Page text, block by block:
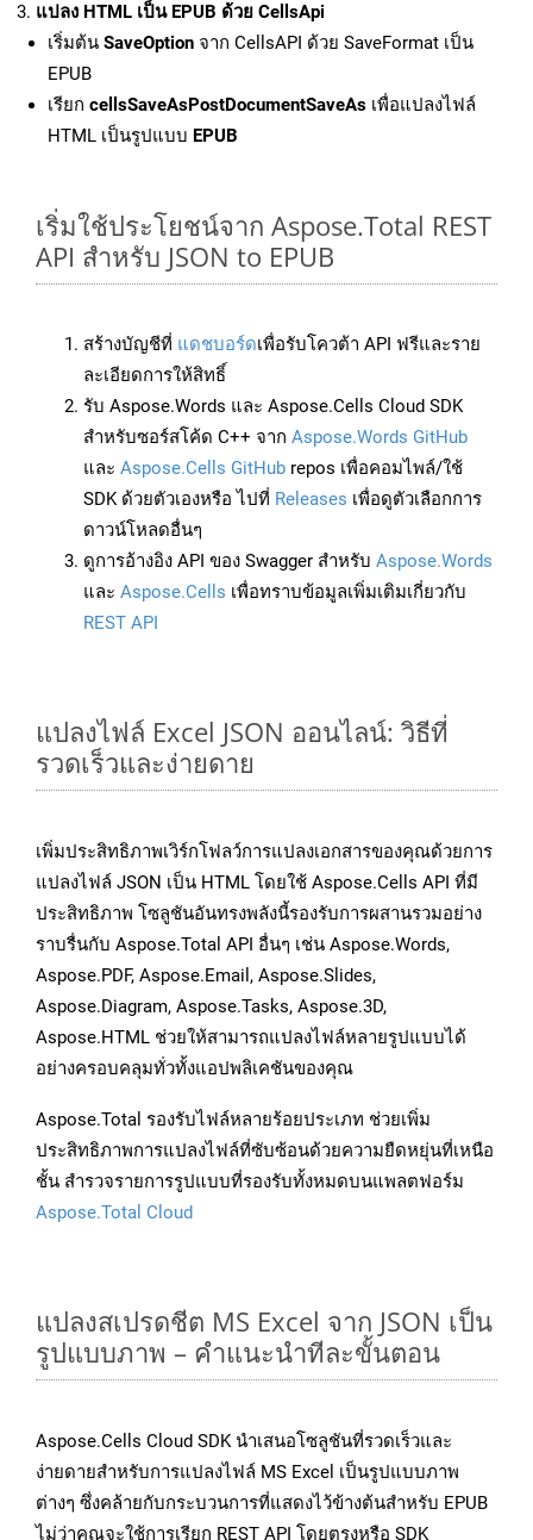
แปลง HTML เป็น EPUB ด้วย CellsApi
เริ่มต้น SaveOption จาก CellsAPI ด้วย SaveFormat เป็น
EPUB
เรียก cellsSaveAsPostDocumentSaveAs เพื่อแปลงไฟล์
HTML เป็นรูปแบบ EPUB
เริ่มใช้ประโยชน์จาก Aspose.Total REST
API สำหรับ JSON to EPUB
สร้างบัญชีที่ แดชบอร์ดเพื่อรับโควต้า API ฟรีและราย
ละเอียดการให้สิทธิ์
รับ Aspose.Words และ Aspose.Cells Cloud SDK
สำหรับซอร์สโค้ด C++ จาก Aspose.Words GitHub
และ Aspose.Cells GitHub repos เพื่อคอมไพล์/ใช้
SDK ด้วยตัวเองหรือ ไปที่ Releases เพื่อดูตัวเลือกการ
ดาวน์โหลดอื่นๆ
ดูการอ้างอิง API ของ Swagger สำหรับ Aspose.Words
และ Aspose.Cells เพื่อทราบข้อมูลเพิ่มเติมเกี่ยวกับ
REST API
แปลงไฟล์ Excel JSON ออนไลน์: วิธีที่
รวดเร็วและง่ายดาย
เพิ่มประสิทธิภาพเวิร์กโฟลว์การแปลงเอกสารของคุณด้วยการ
แปลงไฟล์ JSON เป็น HTML โดยใช้ Aspose.Cells API ที่มี
ประสิทธิภาพ โซลูชันอันทรงพลังนี้รองรับการผสานรวมอย่าง
ราบรื่นกับ Aspose.Total API อื่นๆ เช่น Aspose.Words,
Aspose.PDF, Aspose.Email, Aspose.Slides,
Aspose.Diagram, Aspose.Tasks, Aspose.3D,
Aspose.HTML ช่วยให้สามารถแปลงไฟล์หลายรูปแบบได้
อย่างครอบคลุมทั่วทั้งแอปพลิเคชันของคุณ
Aspose.Total รองรับไฟล์หลายร้อยประเภท ช่วยเพิ่ม
ประสิทธิภาพการแปลงไฟล์ที่ซับซ้อนด้วยความยืดหยุ่นที่เหนือ
ชั้น สำรวจรายการรูปแบบที่รองรับทั้งหมดบนแพลตฟอร์ม
Aspose.Total Cloud
แปลงสเปรดชีต MS Excel จาก JSON เป็น
รูปแบบภาพ – คำแนะนำทีละขั้นตอน
Aspose.Cells Cloud SDK นำเสนอโซลูชันที่รวดเร็วและ
ง่ายดายสำหรับการแปลงไฟล์ MS Excel เป็นรูปแบบภาพ
ต่างๆ ซึ่งคล้ายกับกระบวนการที่แสดงไว้ข้างต้นสำหรับ EPUB
ไม่ว่าคุณจะใช้การเรียก REST API โดยตรงหรือ SDK